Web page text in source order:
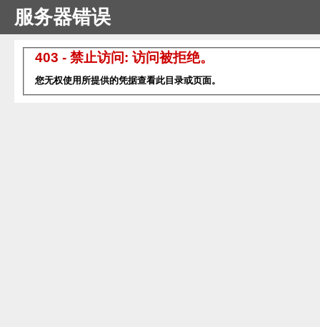
服务器错误
403 - 禁止访问: 访问被拒绝。
您无权使用所提供的凭据查看此目录或页面。